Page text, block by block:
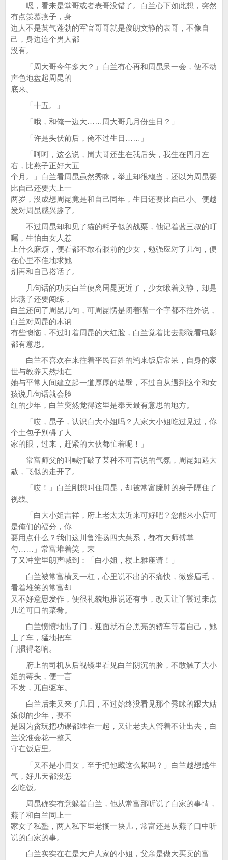
嗯，看来是堂哥或者表哥没错了。白兰心下如此想，突然
有点羡慕燕子，身
边人不是英气蓬勃的军官哥哥就是俊朗文静的表哥，不像自
己，身边连个男人都
没有。
「周大哥今年多大？」白兰有心再和周昆呆一会，便不动
声色地盘起周昆的
底来。
「十五。」
「哦，和俺一边大……周大哥几月份生日？」
「许是头伏前后，俺不过生日……」
「呵呵，这么说，周大哥还生在我后头，我生在四月左
右，比燕子正好大五
个月。」白兰看周昆虽然秀眯，举止却很稳当，还以为周昆要
比自己还要大上一
两岁，没成想周昆竟是和自己同年，生日还要比自己小。便越
发对周昆感兴趣了。
不过周昆却和见了猫的耗子似的战栗，他记着蓝三叔的叮
嘱，生怕由女人惹
上什么麻烦，便看都不敢看眼前的少女，勉强应对了几句，便
在心里不住地求她
别再和自己搭话了。
几句话的功夫白兰便离周昆更近了，少女瞅着文静，却是
比燕子还要闯练，
白兰还问了周昆几句，可周昆愣是闭着嘴一个字都不往外说，
白兰对周昆的木讷
有些懊恼，不过盯着周昆的大红脸，白兰觉着比去影院看电影
都有意思。
白兰不喜欢在来往着平民百姓的鸿来饭店常呆，自身的家
世与教养天然地在
她与平常人间建立起一道厚厚的墙壁，不过自从遇到这个和女
孩说几句话就会脸
红的少年，白兰突然觉得这里是奉天最有意思的地方。
「哎，昆子，认识白大小姐吗？人家大小姐吃过见过，你
个土包子别碍了人
家的眼，过来，赶紧的大伙都忙着呢！」
常富师父的叫喊打破了某种不可言说的气氛，周昆如遇大
赦，飞似的走开了。
「哎！」白兰刚想叫住周昆，却被常富臃肿的身子隔住了
视线。
「白大小姐吉祥，府上老太太近来可好吧？您能来小店可
是俺们的福分，你
要用点什么？我们这川鲁淮扬四大菜系，都有大师傅掌
勺……」常富堆着笑，末
了又冲堂里朗声喊到：「白小姐，楼上雅座请！」
白兰被常富横叉一杠，心里说不出的不痛快，微蹙眉毛，
看着堆笑的常富却
又不好意思发作，便很礼貌地推说还有事，改天让丫鬟过来点
几道可口的菜肴。
白兰愤愤地出了门，迎面就有台黑亮的轿车等着自己，她
上了车，猛地把车
门掼得老响。
府上的司机从后视镜里看见白兰阴沉的脸，不敢触了大小
姐的霉头，便一言
不发，兀自驱车。
白兰后来又来了几回，不过始终没看见那个秀眯的跟大姑
娘似的少年，要不
是因为贪玩把功课都堆在一起，又让老夫人管着不让出去，白
兰没准会花一整天
守在饭店里。
「又不是小闺女，至于把他藏这么紧吗？」白兰越想越生
气，好几天都没怎
么吃饭。
周昆确实有意躲着白兰，他从常富那听说了白家的事情，
燕子和白兰同上一
家女子私塾，两人私下里老搁一块儿，常富还是从燕子口中听
说的白家的事。
白兰实实在在是大户人家的小姐，父亲是做大买卖的富